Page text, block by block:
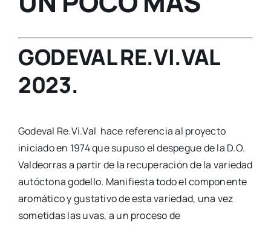
GODEVAL RE.VI.VAL
2023.
Godeval Re.Vi.Val hace referencia al proyecto
iniciado en 1974 que supuso el despegue de la D.O.
Valdeorras a partir de la recuperación de la variedad
autóctona godello. Manifiesta todo el componente
aromático y gustativo de esta variedad, una vez
sometidas las uvas, a un proceso de